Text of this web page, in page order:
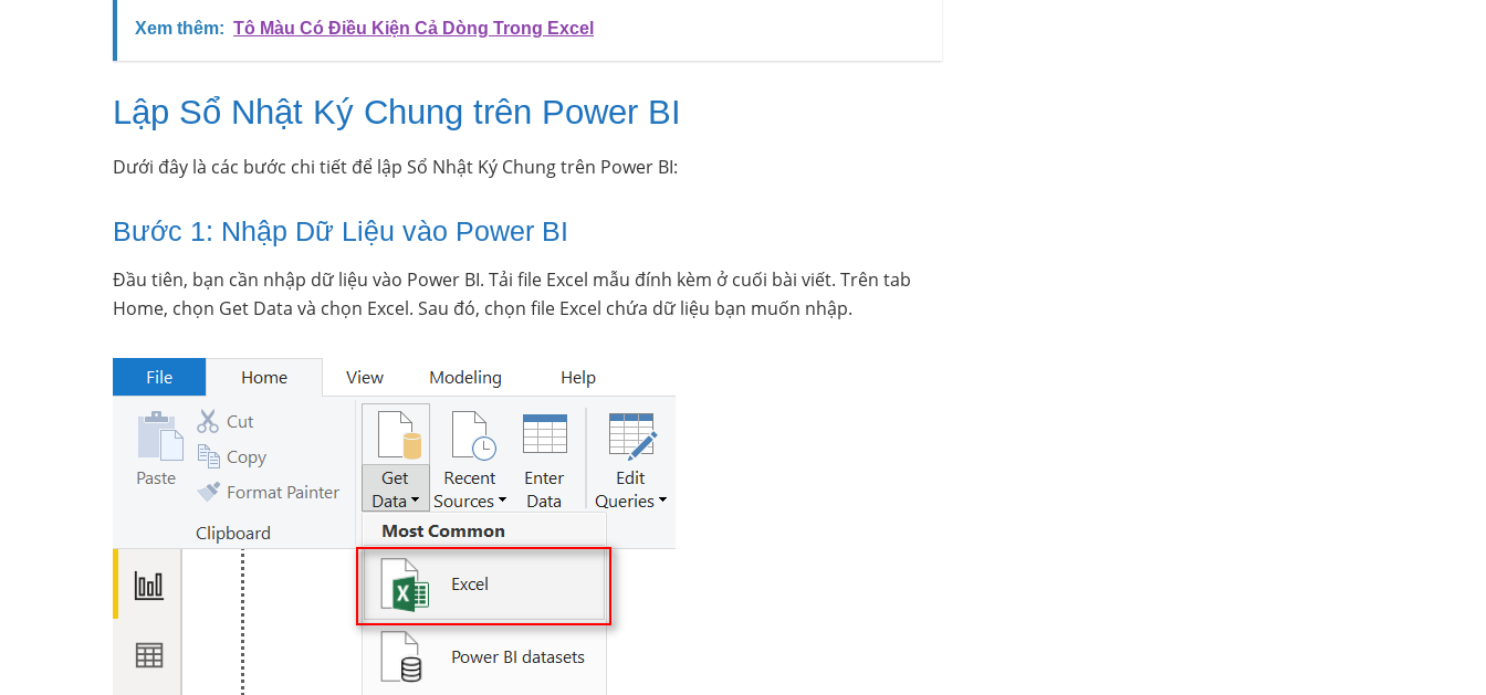
Xem thêm: Tô Màu Có Điều Kiện Cả Dòng Trong Excel
Lập Sổ Nhật Ký Chung trên Power BI
Dưới đây là các bước chi tiết để lập Sổ Nhật Ký Chung trên Power BI:
Bước 1: Nhập Dữ Liệu vào Power BI
Đầu tiên, bạn cần nhập dữ liệu vào Power BI. Tải file Excel mẫu đính kèm ở cuối bài viết. Trên tab
Home, chọn Get Data và chọn Excel. Sau đó, chọn file Excel chứa dữ liệu bạn muốn nhập.